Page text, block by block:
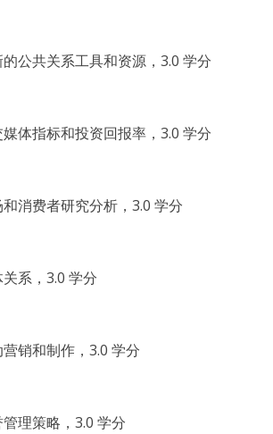
公共关系工具和资源，3.0 学分
体指标和投资回报率，3.0 学分
消费者研究分析，3.0 学分
系，3.0 学分
销和制作，3.0 学分
理策略，3.0 学分